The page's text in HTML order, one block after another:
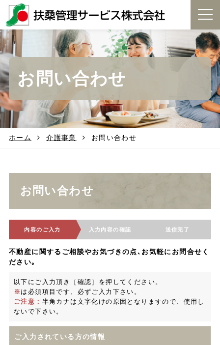
t
g
g
l
i
g
a
お問い合わせ
ホーム 介護事業 お問い合わせ
お問い合わせ
内容のご入力 入力内容の確認 送信完了
不動産に関するご相談やお気づきの点､お気軽にお問合せく
ださい｡
以下にご入力頂き［確認］を押してください。
※ は必須項目です、必ずご入力下さい。
ご注意： 半角カナは文字化けの原因となりますので、使用し
ないで下さい。
ご入力されている方の情報